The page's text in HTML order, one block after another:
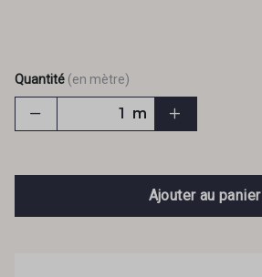
Quantité (en mètre)
m
Ajouter au panier